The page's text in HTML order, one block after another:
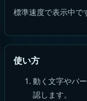
標準速度で表示中で
使い方
動く文字やバ
認します。